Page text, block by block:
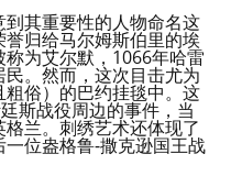
其重要性的人物命名这
归给马尔姆斯伯里的埃
为艾尔默，1066年哈雷
。然而，这次目击尤为
俗）的巴约挂毯中。这
斯战役周边的事件，当
兰。刺绣艺术还体现了
位盎格鲁-撒克逊国王战